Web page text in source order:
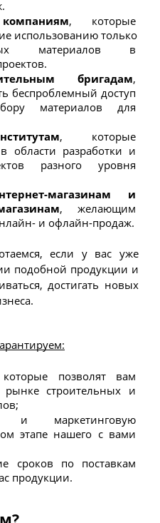
, которые
использованию только
материалов в
бригадам,
беспроблемный доступ
материалов для
, которые
области разработки и
разного уровня
магазинам и
, желающим
и офлайн-продаж.
если у вас уже
подобной продукции и
достигать новых
позволят вам
рынке строительных и
и маркетинговую
этапе нашего с вами
сроков по поставкам
продукции.